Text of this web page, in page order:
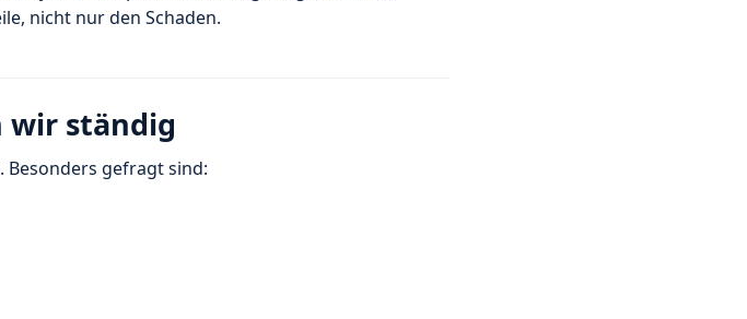
nicht nur den Schaden.
wir ständig
Besonders gefragt sind: